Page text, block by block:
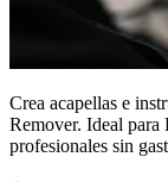
Crea acapellas e
Remover. Ideal para
profesionales sin